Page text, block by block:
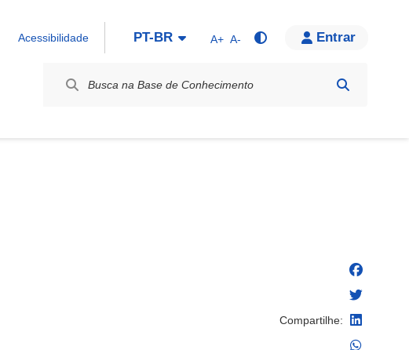
Acessibilidade PT-BR A+ A- Entrar
Compartilhe: